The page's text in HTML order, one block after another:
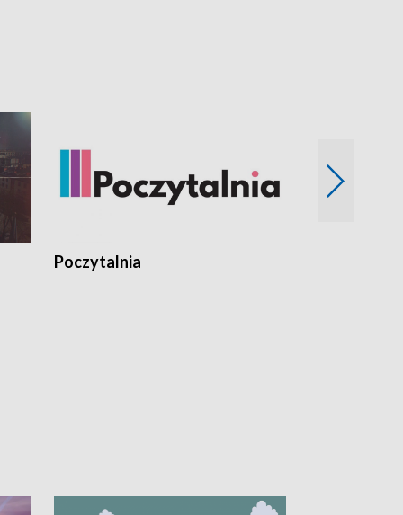
Poczytalnia